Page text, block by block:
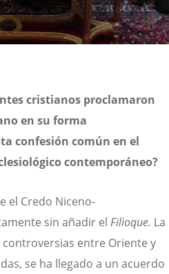
cristianos proclamaron
en su forma
confesión común en el
contemporáneo?
el Credo Niceno-
sin añadir el Filioque. La
entre Oriente y
se ha llegado a un acuerdo